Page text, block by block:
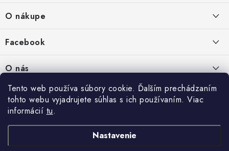
Tento web používa súbory cookie. Ďalším prechádzaním
tohto webu vyjadrujete súhlas s ich používaním. Viac
informácií tu.
Nastavenie
ä
PREDAJŇA:
Petőfiho 65
Štúrovo 943 01
Po-Pia - 8:00-18:00
O nákupe
Doprava a platba
Ochrana osobných údajov
Vrátanie tovaru
Reklamácie
Facebook
O nás
Kontakty
Prečo nakúpiť u nás
Predajňa